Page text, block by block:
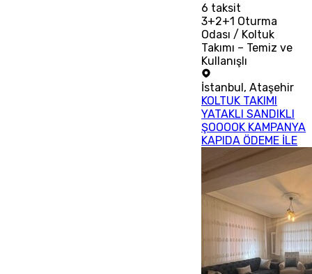
6 taksit
3+2+1 Oturma
Odası / Koltuk
Takımı – Temiz ve
Kullanışlı
İstanbul,Ataşehir
KOLTUK TAKIMI
YATAKLI SANDIKLI
ŞOOOOK KAMPANYA
KAPIDA ÖDEME İLE